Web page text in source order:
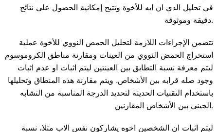
في تحليل الدي ان ايه للأخوة وتتيح إمكانية الحصول على نتائج
دقيقة وموثوقة.
تتضمن الإجراءات اللازمة لتحليل الحمض النووي للأخوة عملية
استخراج الحمض النووي من العينات ومقارنة مناطق الكروموسوم
ليتم معرفة نسبة التطابق بين العينتين ليتم اثبات او عدم اثبات
وجود صله قرابه بين الأشخاص. ويتم مقارنة هذه المنطاق وتحليلها
باستخدام التقنيات الحديثة لتحديد الدرجة المناسبة من التشابه
الجيني بين الأشخاص المقارنين.